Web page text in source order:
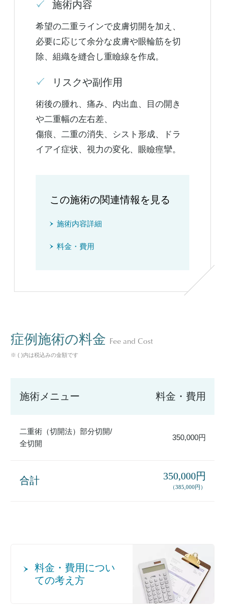
施術内容
希望の二重ラインで皮膚切開を加え、
必要に応じて余分な皮膚や眼輪筋を切
除、組織を縫合し重瞼線を作成。
リスクや副作用
術後の腫れ、痛み、内出血、目の開き
や二重幅の左右差、
傷痕、二重の消失、シスト形成、ドラ
イアイ症状、視力の変化、眼瞼痙攣。
この施術の関連情報を見る
施術内容詳細
料金・費用
症例施術の料金 Fee and Cost
※ ( )内は税込みの金額です
施術メニュー 料金・費用
二重術（切開法）部分切開/
全切開
350,000円
合計 350,000円
（385,000円）
料金・費用につい
ての考え方